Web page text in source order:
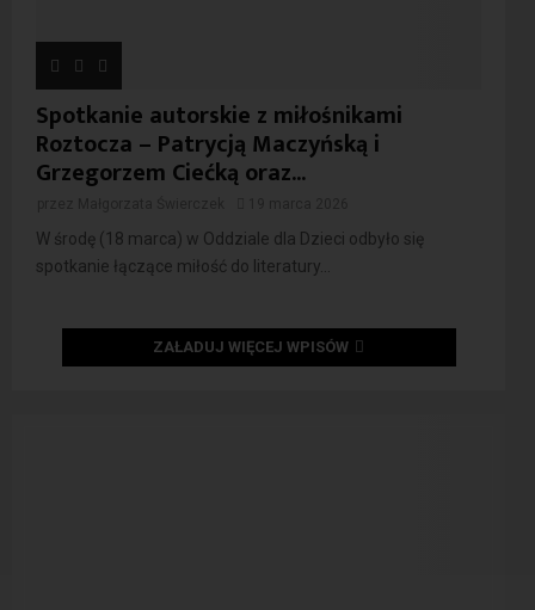
Spotkanie autorskie z miłośnikami
Roztocza – Patrycją Maczyńską i
Grzegorzem Ciećką oraz...
W środę (18 marca) w Oddziale dla Dzieci odbyło się
spotkanie łączące miłość do literatury...
ZAŁADUJ WIĘCEJ WPISÓW